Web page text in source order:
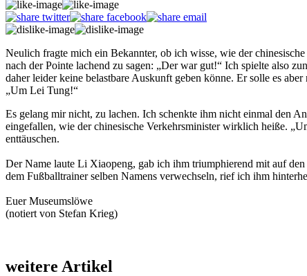
Neulich fragte mich ein Bekannter, ob ich wisse, wie der
nach der Pointe lachend zu sagen: „Der war gut!“ Ich spielte also
daher leider keine belastbare Auskunft geben könne. Er solle es
„Um Lei Tung!“
Es gelang mir nicht, zu lachen. Ich schenkte ihm nicht einmal den
eingefallen, wie der chinesische Verkehrsminister wirklich heiße.
enttäuschen.
Der Name laute Li Xiaopeng, gab ich ihm triumphierend mit auf
dem Fußballtrainer selben Namens verwechseln, rief ich ihm
Euer Museumslöwe
(notiert von Stefan Krieg)
weitere Artikel